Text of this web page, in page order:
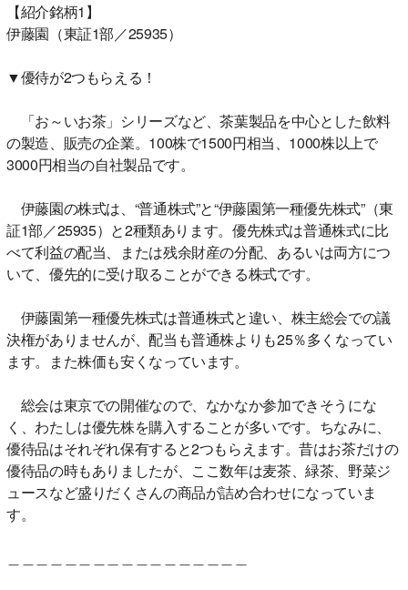
【紹介銘柄1】
伊藤園（東証1部／25935）
▼優待が2つもらえる！
「お～いお茶」シリーズなど、茶葉製品を中心とした飲料
の製造、販売の企業。100株で1500円相当、1000株以上で
3000円相当の自社製品です。
伊藤園の株式は、“普通株式”と“伊藤園第一種優先株式”（東
証1部／25935）と2種類あります。優先株式は普通株式に比
べて利益の配当、または残余財産の分配、あるいは両方につ
いて、優先的に受け取ることができる株式です。
伊藤園第一種優先株式は普通株式と違い、株主総会での議
決権がありませんが、配当も普通株よりも25％多くなってい
ます。また株価も安くなっています。
総会は東京での開催なので、なかなか参加できそうにな
く、わたしは優先株を購入することが多いです。ちなみに、
優待品はそれぞれ保有すると2つもらえます。昔はお茶だけの
優待品の時もありましたが、ここ数年は麦茶、緑茶、野菜ジ
ュースなど盛りだくさんの商品が詰め合わせになっていま
す。